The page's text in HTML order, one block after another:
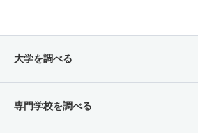
大学を調べる
専門学校を調べる